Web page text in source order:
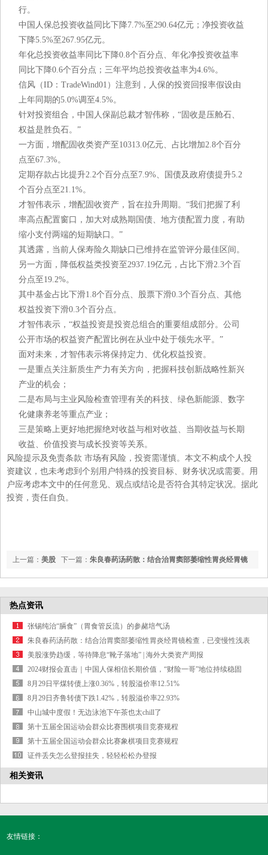
行。
中国人保总投资收益同比下降7.7%至290.64亿元；净投资收益
下降5.5%至267.95亿元。
年化总投资收益率同比下降0.8个百分点、年化净投资收益率
同比下降0.6个百分点；三年平均总投资收益率为4.6%。
信风（ID：TradeWind01）注意到，人保的投资回报率假设由
上年同期的5.0%调至4.5%。
针对投资组合，中国人保副总裁才智伟称，“固收是压舱石、
权益是胜负石。”
一方面，增配固收类资产至10313.0亿元、占比增加2.8个百分
点至67.3%。
定期存款占比提升2.2个百分点至7.9%、国债及政府债提升5.2
个百分点至21.1%。
才智伟表示，增配固收资产，旨在拉升周期。“我们把握了利
率高点配置窗口，加大对成熟期国债、地方债配置力度，有助
缩小支付两端的短期缺口。”
其透露，当前人保寿险久期缺口已维持在监管评分最佳区间。
另一方面，降低权益类投资至2937.19亿元，占比下滑2.3个百
分点至19.2%。
其中基金占比下滑1.8个百分点、股票下滑0.3个百分点、其他
权益投资下滑0.3个百分点。
才智伟表示，“权益投资是投资总组合的重要组成部分。公司
公开市场的权益资产配置比例在从业中处于领先水平。”
面对未来，才智伟表示将保持定力、优化权益投资。
一是重点关注新质生产力有关方向，把握科技创新战略性新兴
产业的机会；
二是布局与主业风险检查管理有关的科技、绿色新能源、数字
化健康养老等重点产业；
三是策略上更好地把握绝对收益与相对收益、当期收益与长期
收益、价值投资与成长投资等关系。
风险提示及免责条款 市场有风险，投资需谨慎。本文不构成个人投
资建议，也未考虑到个别用户特殊的投资目标、财务状况或需要。用
户应考虑本文中的任何意见、观点或结论是否符合其特定状况。据此
投资，责任自负。
下一篇： 朱良春药汤药散：结合治胃窦部萎缩性胃炎经胃镜
检查，已变慢性浅表性胃炎
上一篇： 美股
涨势趋缓，等待降息“靴子落地” | 海外大类资产周报
热点资讯
张锡纯治“膈食”（胃食管反流）的参赭培气汤
朱良春药汤药散：结合治胃窦部萎缩性胃炎经胃镜检查，已变慢性浅表
性胃炎
美股涨势趋缓，等待降息“靴子落地” | 海外大类资产周报
2024财报会直击｜中国人保相信长期价值，“财险一哥”地位持续稳固
8月29日平煤转债上涨0.36%，转股溢价率12.51%
8月29日齐鲁转债下跌1.42%，转股溢价率22.93%
中山城中度假！无边泳池下午茶也太chill了
第十五届全国运动会群众比赛围棋项目竞赛规程
第十五届全国运动会群众比赛象棋项目竞赛规程
证件丢失怎么登报挂失，轻轻松松办登报
相关资讯
友情链接：